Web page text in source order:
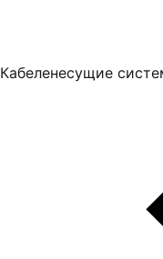
Кабеленесущие